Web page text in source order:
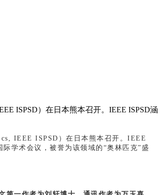
ISPSD）在日本熊本召开。IEEE ISPSD涵
IEEE ISPSD ）在日本熊本召开。 IEEE
学术会议，被誉为该领域的“奥林匹克”盛